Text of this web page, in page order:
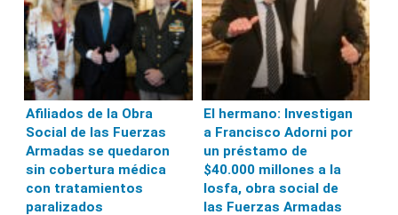
Afiliados de la Obra
Social de las Fuerzas
Armadas se quedaron
sin cobertura médica
con tratamientos
paralizados
El hermano: Investigan
a Francisco Adorni por
un préstamo de
$40.000 millones a la
Iosfa, obra social de
las Fuerzas Armadas